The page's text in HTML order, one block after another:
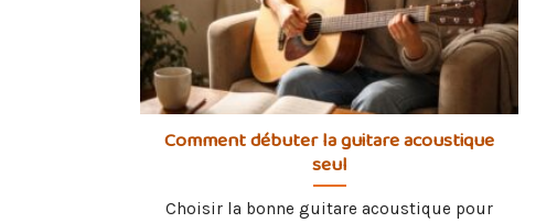
Comment débuter la guitare acoustique
seul
Choisir la bonne guitare acoustique pour